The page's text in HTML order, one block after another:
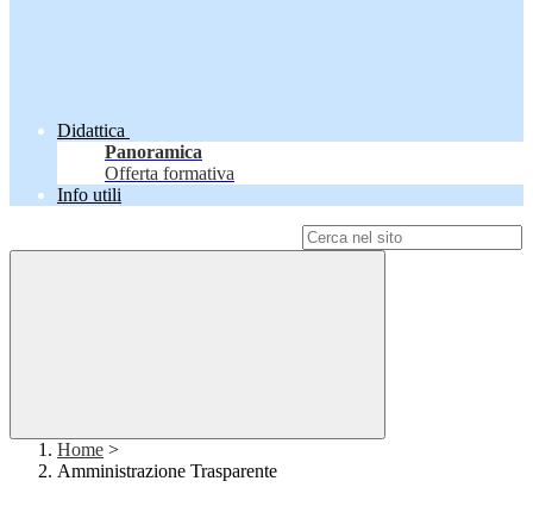
Didattica
Panoramica
Offerta formativa
Info utili
Home >
Amministrazione Trasparente